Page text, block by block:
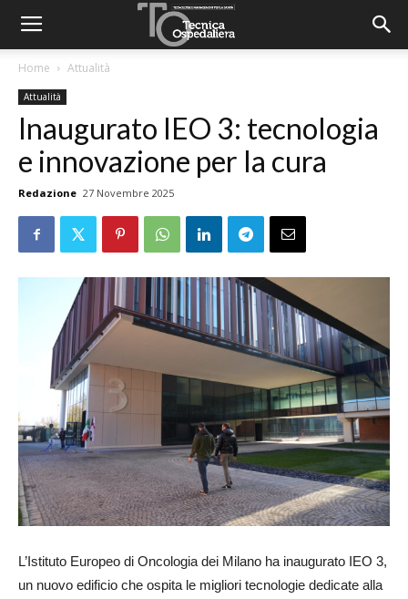
Home Attualità
Attualità
Inaugurato IEO 3: tecnologia
e innovazione per la cura
Redazione 27 Novembre 2025
L’Istituto Europeo di Oncologia dei Milano ha inaugurato IEO 3,
un nuovo edificio che ospita le migliori tecnologie dedicate alla